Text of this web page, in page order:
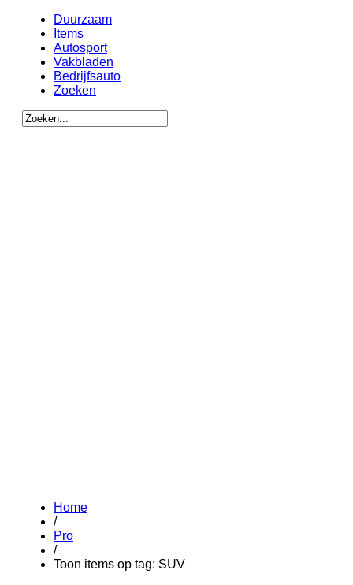
Duurzaam
Items
Autosport
Vakbladen
Bedrijfsauto
Zoeken
Home
/
Pro
/
Toon items op tag: SUV